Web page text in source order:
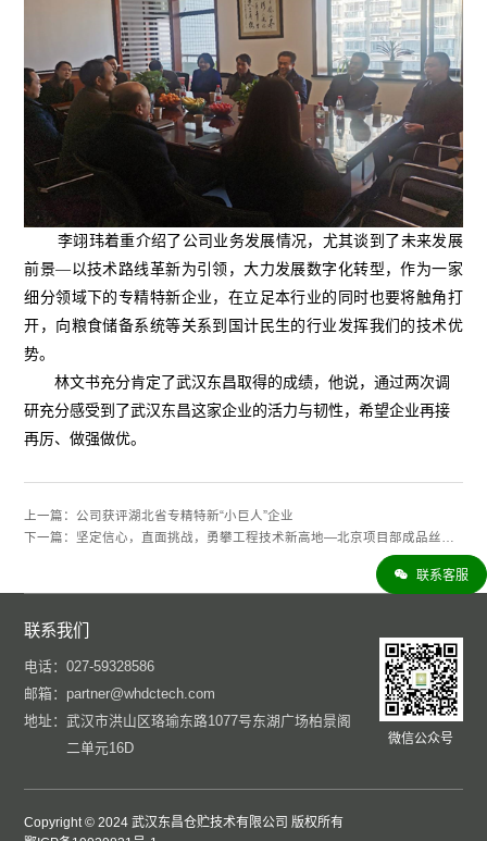
李翊玮着重介绍了公司业务发展情况，尤其谈到了未来发展
前景—以技术路线革新为引领，大力发展数字化转型，作为一家
细分领域下的专精特新企业，在立足本行业的同时也要将触角打
开，向粮食储备系统等关系到国计民生的行业发挥我们的技术优
势。
林文书充分肯定了武汉东昌取得的成绩，他说，通过两次调
研充分感受到了武汉东昌这家企业的活力与韧性，希望企业再接
再厉、做强做优。
上一篇： 公司获评湖北省专精特新“小巨人”企业
下一篇： 坚定信心，直面挑战，勇攀工程技术新高地—北京项目部成品丝库整仓充氮杀虫项目圆满完成
联系我们
电话：027-59328586
邮箱： partner@whdctech.com
地址：武汉市洪山区珞瑜东路1077号东湖广场柏景阁
二单元16D
微信公众号
Copyright © 2024 武汉东昌仓贮技术有限公司 版权所有
联系客服